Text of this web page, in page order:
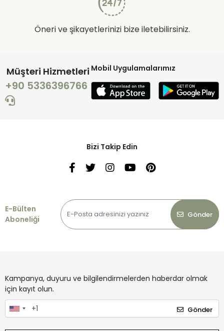
Öneri ve şikayetlerinizi bize iletebilirsiniz.
Müşteri Hizmetleri
+90 5336396766
Mobil Uygulamalarımız
Bizi Takip Edin
E-Bülten
Aboneliği
Gönder
Kampanya, duyuru ve bilgilendirmelerden haberdar olmak
için kayıt olun.
Gönder